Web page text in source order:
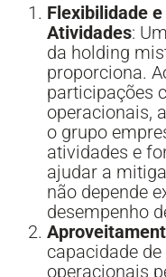
Flexibilidade
Atividades:
da holding
proporciona.
participações
operacionais,
o grupo
atividades e
ajudar a
não depende
desempenho
capacidade
operacionais